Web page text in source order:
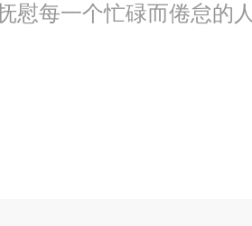
慰每一个忙碌而倦怠的人